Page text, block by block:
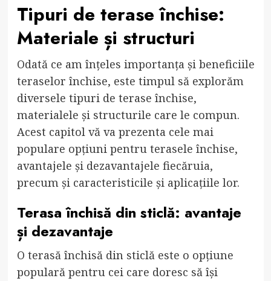
Tipuri de terase închise:
Materiale și structuri
Odată ce am înțeles importanța și beneficiile
teraselor închise, este timpul să explorăm
diversele tipuri de terase închise,
materialele și structurile care le compun.
Acest capitol vă va prezenta cele mai
populare opțiuni pentru terasele închise,
avantajele și dezavantajele fiecăruia,
precum și caracteristicile și aplicațiile lor.
Terasa închisă din sticlă: avantaje
și dezavantaje
O terasă închisă din sticlă este o opțiune
populară pentru cei care doresc să își